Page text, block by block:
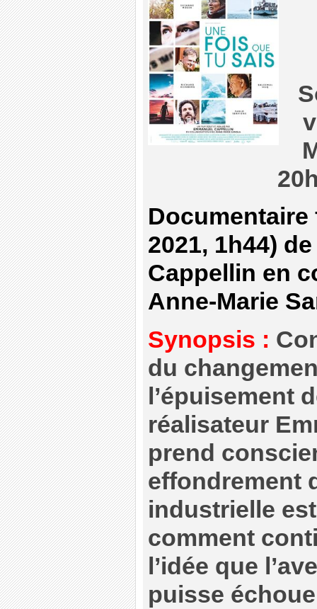
2021, 1h44)
Cappellin en
Anne-Marie
Synopsis :
du
l’épuisement
réalisateur
prend
effondrement
industrielle
comment
l’idée que
puisse